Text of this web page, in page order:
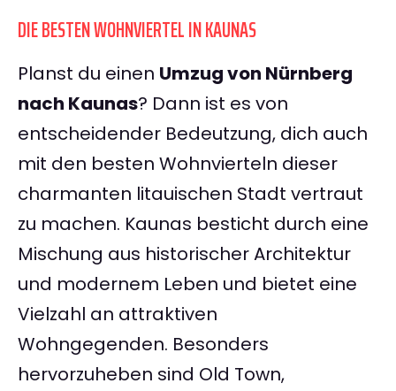
DIE BESTEN WOHNVIERTEL IN KAUNAS
Planst du einen Umzug von Nürnberg
nach Kaunas? Dann ist es von
entscheidender Bedeutzung, dich auch
mit den besten Wohnvierteln dieser
charmanten litauischen Stadt vertraut
zu machen. Kaunas besticht durch eine
Mischung aus historischer Architektur
und modernem Leben und bietet eine
Vielzahl an attraktiven
Wohngegenden. Besonders
hervorzuheben sind Old Town,